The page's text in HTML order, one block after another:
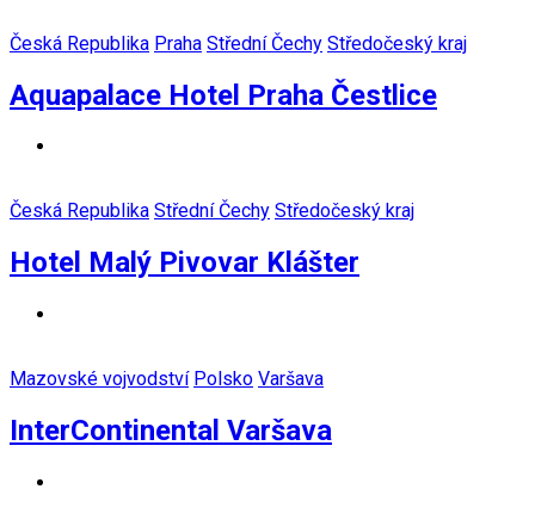
Česká Republika Praha Střední Čechy Středočeský kraj
Aquapalace Hotel Praha Čestlice
Česká Republika Střední Čechy Středočeský kraj
Hotel Malý Pivovar Klášter
Mazovské vojvodství Polsko Varšava
InterContinental Varšava